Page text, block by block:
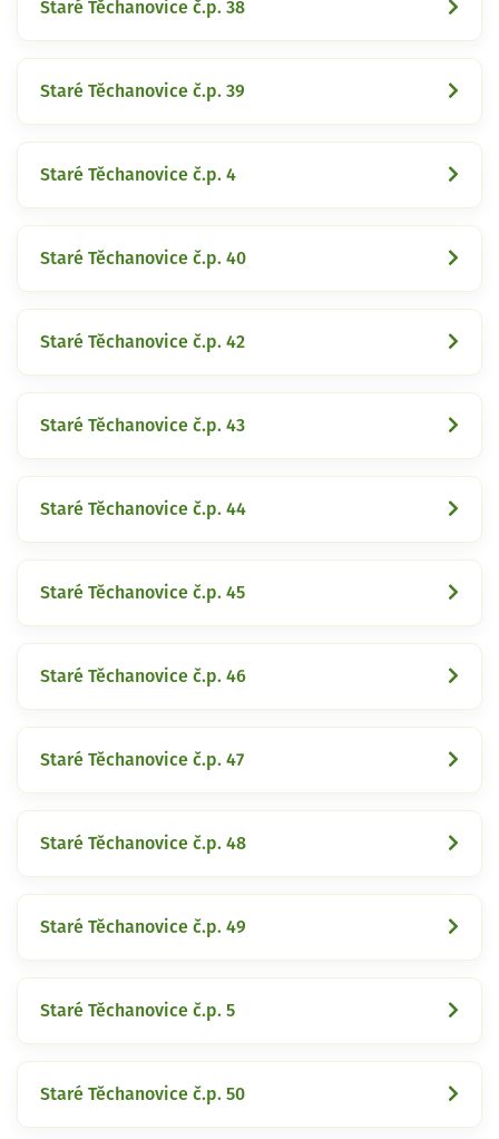
Staré Těchanovice č.p. 38
Staré Těchanovice č.p. 39
Staré Těchanovice č.p. 4
Staré Těchanovice č.p. 40
Staré Těchanovice č.p. 42
Staré Těchanovice č.p. 43
Staré Těchanovice č.p. 44
Staré Těchanovice č.p. 45
Staré Těchanovice č.p. 46
Staré Těchanovice č.p. 47
Staré Těchanovice č.p. 48
Staré Těchanovice č.p. 49
Staré Těchanovice č.p. 5
Staré Těchanovice č.p. 50